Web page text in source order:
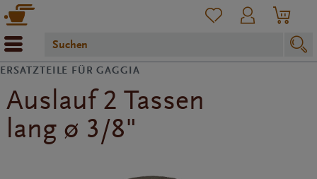
ERSATZTEILE FÜR GAGGIA
Auslauf 2 Tassen
lang ø 3/8"